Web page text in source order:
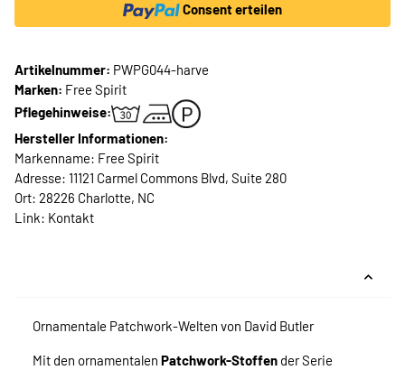
Consent erteilen
Artikelnummer: PWPG044-harve
Marken: Free Spirit
Pflegehinweise:
Hersteller Informationen:
Markenname: Free Spirit
Adresse: 11121 Carmel Commons Blvd, Suite 280
Ort: 28226 Charlotte, NC
Link: Kontakt
Ornamentale Patchwork-Welten von David Butler
Mit den ornamentalen Patchwork-Stoffen der Serie